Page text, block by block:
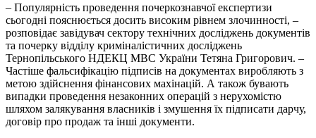
– Популярність проведення почеркознавчої експертизи
сьогодні пояснюється досить високим рівнем злочинності, –
розповідає завідувач сектору технічних досліджень документів
та почерку відділу криміналістичних досліджень
Тернопільського НДЕКЦ МВС України Тетяна Григорович. –
Частіше фальсифікацію підписів на документах виробляють з
метою здійснення фінансових махінацій. А також бувають
випадки проведення незаконних операцій з нерухомістю
шляхом залякування власників і змушення їх підписати дарчу,
договір про продаж та інші документи.